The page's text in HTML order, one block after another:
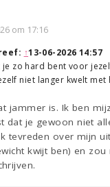
om 17:16
↑13-06-2026 14:57
je zo hard bent voor
niet langer kwelt met
jammer is. Ik ben
dat je gewoon niet
tevreden over mijn
kwijt ben) en zou